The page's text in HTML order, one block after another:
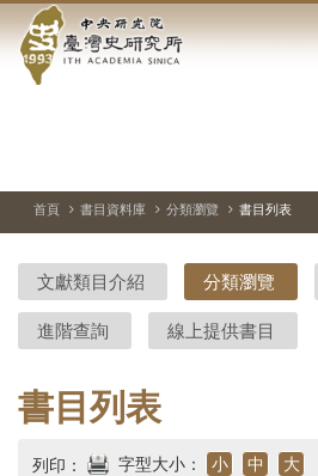
到中
央
院-
臺
灣
史
研
究
首頁 書目資料庫 分類瀏覽 書目列表
文獻類目介紹 分類瀏覽
進階查詢 線上提供書目
書目列表
列印： 字型大小： 小 中 大